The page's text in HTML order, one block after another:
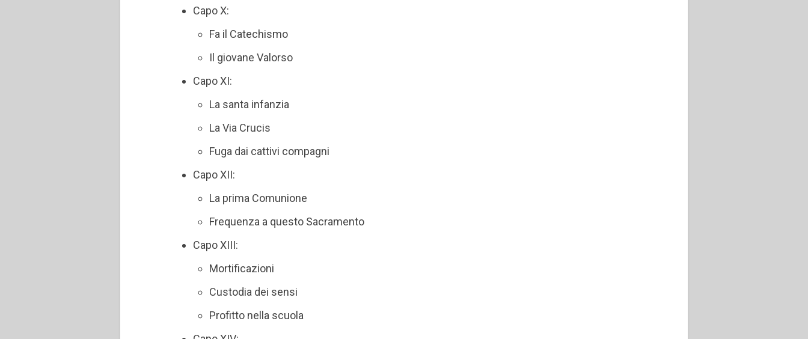
Capo X:
Fa il Catechismo
Il giovane Valorso
Capo XI:
La santa infanzia
La Via Crucis
Fuga dai cattivi compagni
Capo XII:
La prima Comunione
Frequenza a questo Sacramento
Capo XIII:
Mortificazioni
Custodia dei sensi
Profitto nella scuola